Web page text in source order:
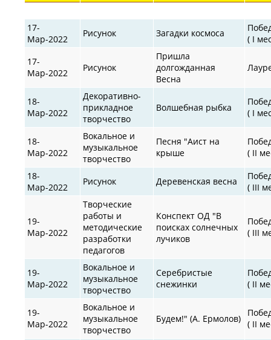
17-
Мар-2022
Рисунок Загадки космоса
( I
17-
Мар-2022
Рисунок
Пришла
долгожданная
Весна
18-
Мар-2022
Декоративно-
прикладное
творчество
Волшебная рыбка
( I
18-
Мар-2022
Вокальное и
музыкальное
творчество
Песня "Аист на
крыше
( II
18-
Мар-2022
Рисунок Деревенская весна
( III
19-
Мар-2022
Творческие
работы и
методические
разработки
педагогов
Конспект ОД "В
поисках солнечных
лучиков
( III
19-
Мар-2022
Вокальное и
музыкальное
творчество
Серебристые
снежинки
( II
19-
Мар-2022
Вокальное и
музыкальное
творчество
Будем!" (А. Ермолов) ( II